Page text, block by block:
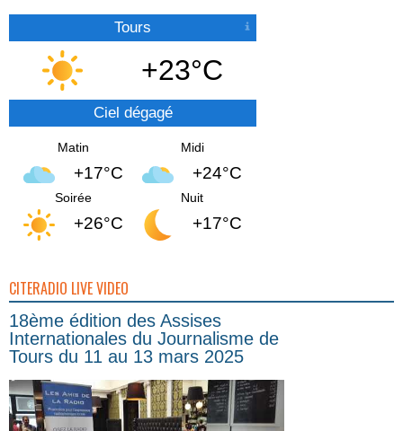
Tours
+23°C
Ciel dégagé
Matin
+17°C
Midi
+24°C
Soirée
+26°C
Nuit
+17°C
CITERADIO LIVE VIDEO
18ème édition des Assises
Internationales du Journalisme de
Tours du 11 au 13 mars 2025